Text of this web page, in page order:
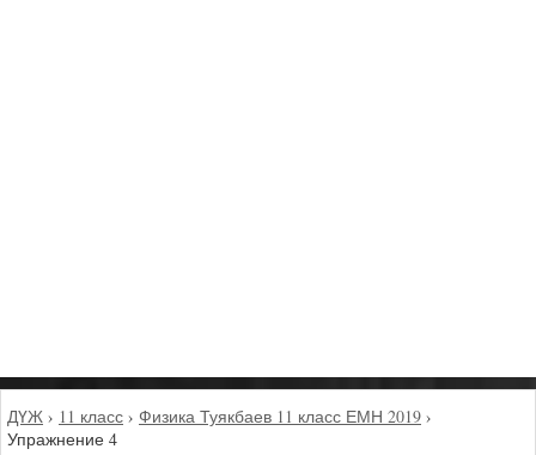
ДҮЖ › 11 класс › Физика Туякбаев 11 класс ЕМН 2019 ›
Упражнение 4